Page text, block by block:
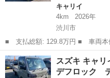
キャリイ
4km
2026年
渋川市
■ 支払総額: 129.8万円 ■ 車両本体価格： 1,248,000 円 ■ メーカ
ー名： スズキ ■ 車種名： キ
ＫＣ農繁 ４ＷＤ デフロック デ
ト ＬＥＤ...
群馬 渋川市 キャリイ
スズキ キャ
デフロック